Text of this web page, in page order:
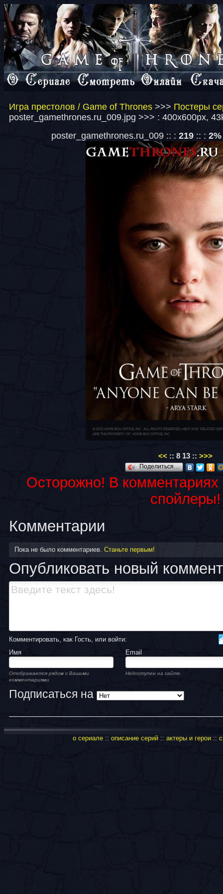
Игра престолов / Game of Thrones >>> Постеры
poster_gamethrones.ru_009.jpg >>> : 400x600px,
poster_gamethrones.ru_009 :: : 219:: : 2%
<< :: 8 13 :: >>>
Поделиться…
Осторожно! В
спойлеры!
Комментарии
Пока не было комментариев. Станьте первым!
Опубликовать новый
Комментировать, как Гость, или войти:
Имя
Email
Отображается рядом с Вашими
комментариями
Недоступен на сайте.
Подписаться на
о сериале:: описание серий:: актеры и герои::